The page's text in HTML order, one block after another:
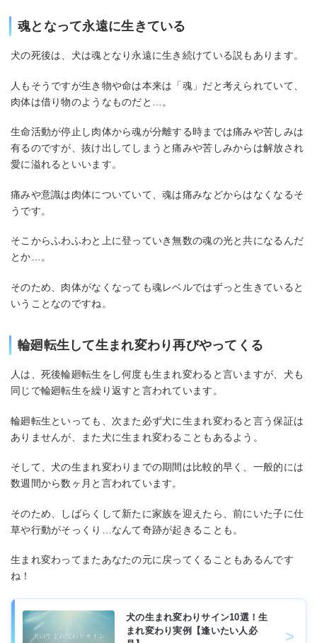
魂となって永遠に生きている
犬の死後は、犬は魂となり永遠に生き続けている説もあります。
人もそうですが生き物や命は本来は「魂」だと考えられていて、
肉体は借り物のようなものだと…。
生命活動が停止し肉体から魂が分離する時までは痛みや苦しみは
有るのですが、抜け出してしまうと痛みや苦しみからは解放され
愛に溢れるといいます。
痛みや意識は肉体についていて、魂は痛みなどからはなくなるそ
うです。
そこからふわふわと上に登っていき無数の魂の光と共になるんだ
とか…。
そのため、肉体がなくなっても魂レベルではずっと生きていると
いうことなのですね。
輪廻転生して生まれ変わり再びやってくる
人は、死後輪廻転生をし何度も生まれ変わると言いますが、犬も
同じで輪廻転生を繰り返すと言われています。
輪廻転生といっても、次また必ず犬に生まれ変わると言う保証は
ありませんが、また犬に生まれ変わることもあるよう。
そして、犬の生まれ変わりまでの期間は比較的早く、一般的には
数週間から数ヶ月と言われています。
そのため、しばらくして新たに家族を迎えたら、前にいた子に仕
草や行動がそっくり…なんて奇跡が起きることも。
生まれ変わってまたあなたの元に戻ってくることもあるんです
ね！
犬の生まれ変わりサイン10選！生
まれ変わり実例【逢いたい人必